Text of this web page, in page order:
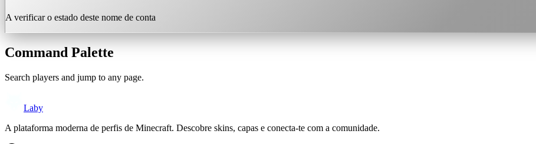
A verificar o estado deste nome de conta
Command Palette
Search players and jump to any page.
Laby
A plataforma moderna de perfis de Minecraft. Descobre skins, capas e conecta-te com a comunidade.